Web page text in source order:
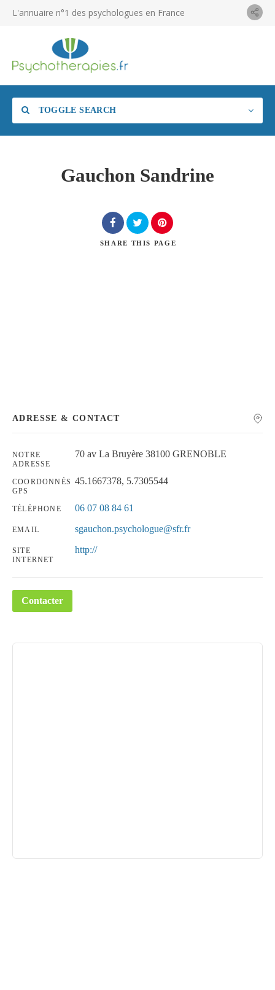
L'annuaire n°1 des psychologues en France
TOGGLE SEARCH
Gauchon Sandrine
SHARE THIS PAGE
ADRESSE & CONTACT
NOTRE
ADRESSE
70 av La Bruyère 38100 GRENOBLE
COORDONNÉS
GPS
45.1667378, 5.7305544
TÉLÉPHONE 06 07 08 84 61
EMAIL sgauchon.psychologue@sfr.fr
SITE
INTERNET
http://
Contacter